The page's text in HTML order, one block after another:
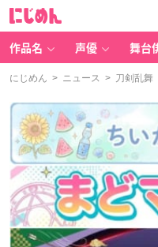
作品名 声優 舞台
にじめん > ニュース > 刀剣乱舞